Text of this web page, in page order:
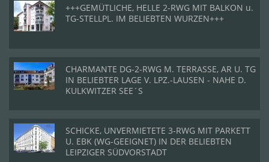
+++GEMÜTLICHE, HELLE 2-RWG MIT BALKON u.
TG-STELLPL. IM BELIEBTEN WURZEN+++
CHARMANTE DG-2-RWG M. TERRASSE, AR U. TG
IN BELIEBTER LAGE V. LPZ.-LAUSEN - NAHE D.
KULKWITZER SEE´S
SCHICKE, UNVERMIETETE 3-RWG MIT PARKETT
U. EBK (WG-GEEIGNET) IN DER BELIEBTEN
LEIPZIGER SÜDVORSTADT